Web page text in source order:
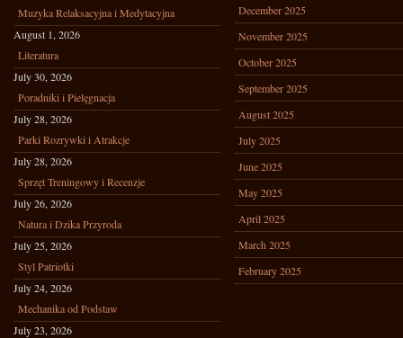
Muzyka Relaksacyjna i Medytacyjna
August 1, 2026
Literatura
July 30, 2026
Poradniki i Pielęgnacja
July 28, 2026
Parki Rozrywki i Atrakcje
July 28, 2026
Sprzęt Treningowy i Recenzje
July 26, 2026
Natura i Dzika Przyroda
July 25, 2026
Styl Patriotki
July 24, 2026
Mechanika od Podstaw
July 23, 2026
December 2025
November 2025
October 2025
September 2025
August 2025
July 2025
June 2025
May 2025
April 2025
March 2025
February 2025